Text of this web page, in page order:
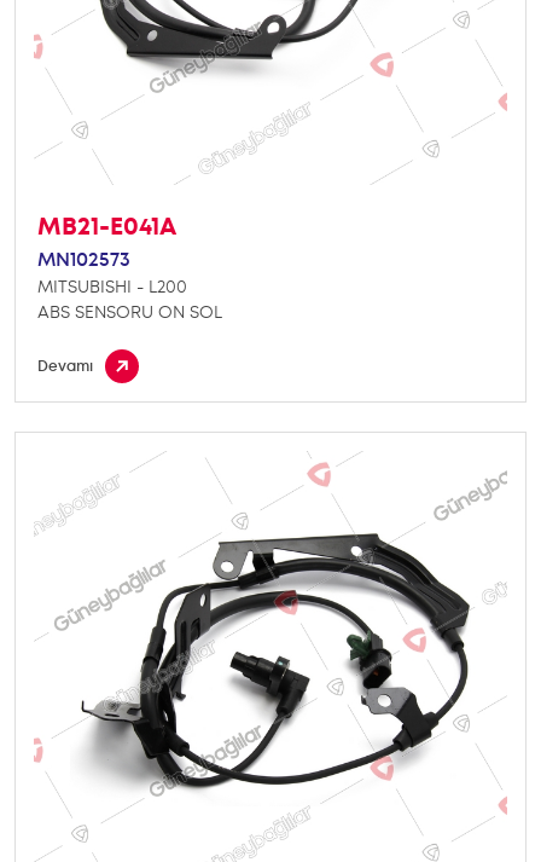
MB21-E041A
MN102573
MITSUBISHI - L200
ABS SENSORU ON SOL
Devamı